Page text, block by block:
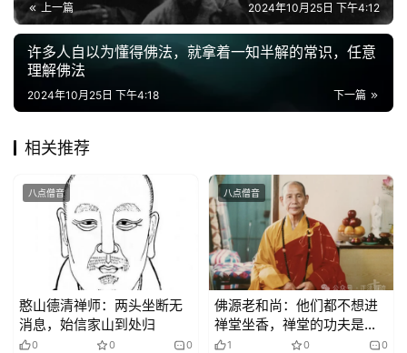
上一篇 2024年10月25日 下午4:12
许多人自以为懂得佛法，就拿着一知半解的常识，任意
理解佛法
下一篇
2024年10月25日 下午4:18
相关推荐
八点僧音
憨山德清禅师：两头坐断无
消息，始信家山到处归
0 0 0
八点僧音
佛源老和尚：他们都不想进
禅堂坐香，禅堂的功夫是最
不好用功的…
1 0 0